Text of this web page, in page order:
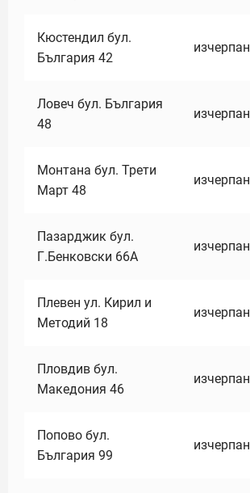
Кюстендил бул.
България 42
изчерпан
Ловеч бул. България
48
изчерпан
Монтана бул. Трети
Март 48
изчерпан
Пазарджик бул.
Г.Бенковски 66А
изчерпан
Плевен ул. Кирил и
Методий 18
изчерпан
Пловдив бул.
Македония 46
изчерпан
Попово бул.
България 99
изчерпан